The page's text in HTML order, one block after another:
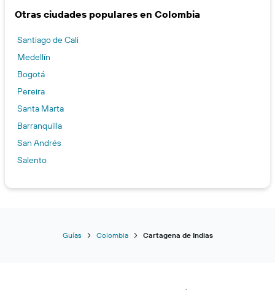
Otras ciudades populares en Colombia
Santiago de Cali
Medellín
Bogotá
Pereira
Santa Marta
Barranquilla
San Andrés
Salento
Guías Colombia Cartagena de Indias